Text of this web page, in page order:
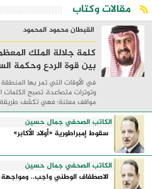
مقالات وكتاب
القبطان محمود المحمود
كلمة جلالة الملك
بين قوة الردع وحكمة
في الأوقات التي تمر بها
وتوترات متصاعدة، تصبح الكلمات
مواقف معلنة؛ فهي تكشف طريقة
إدارتها للأزمات، والحدود التي
الكاتب الصحفي جمال حسين
سقوط إمبراطورية «أولاد الأكابر»
الكاتب الصحفي جمال حسين
الاصطفاف الوطني واجب..